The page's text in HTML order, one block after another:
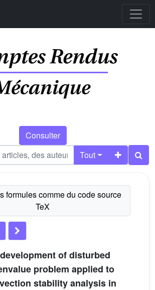
Consulter
Tout
of disturbed
problem applied to
stability analysis in